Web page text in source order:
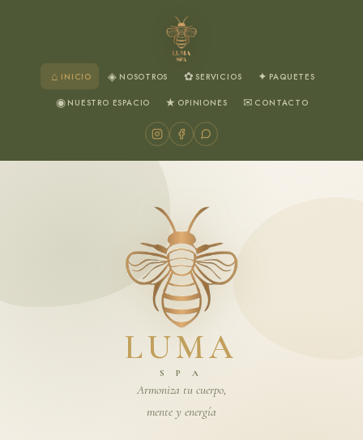
⌂ INICIO ◈ NOSOTROS ✿ SERVICIOS ✦ PAQUETES
◉ NUESTRO ESPACIO ★ OPINIONES ✉ CONTACTO
LUMA
S P A
Armoniza tu cuerpo,
mente y energía